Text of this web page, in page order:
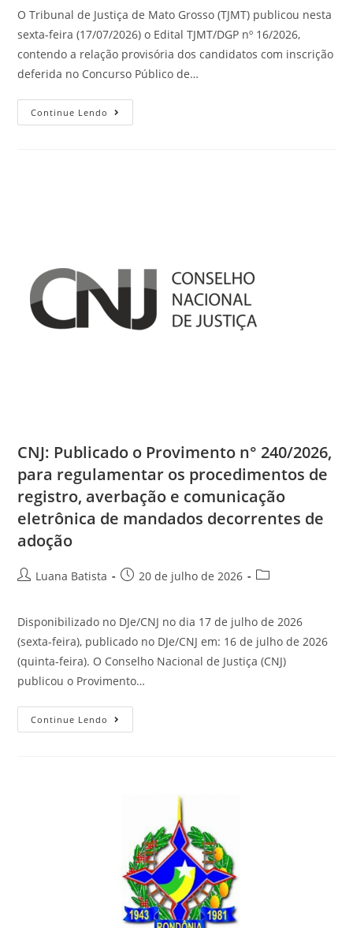
O Tribunal de Justiça de Mato Grosso (TJMT) publicou nesta
sexta-feira (17/07/2026) o Edital TJMT/DGP nº 16/2026,
contendo a relação provisória dos candidatos com inscrição
deferida no Concurso Público de…
Continue Lendo
CNJ: Publicado o Provimento n° 240/2026,
para regulamentar os procedimentos de
registro, averbação e comunicação
eletrônica de mandados decorrentes de
adoção
Luana Batista 20 de julho de 2026
Disponibilizado no DJe/CNJ no dia 17 de julho de 2026
(sexta-feira), publicado no DJe/CNJ em: 16 de julho de 2026
(quinta-feira). O Conselho Nacional de Justiça (CNJ)
publicou o Provimento…
Continue Lendo